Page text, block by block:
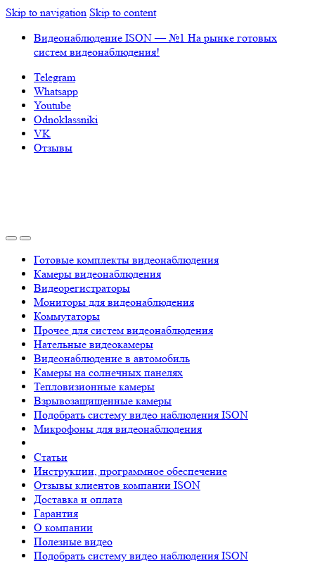
Skip to navigation Skip to content
Видеонаблюдение ISON — №1 На рынке готовых
систем видеонаблюдения!
Telegram
Whatsapp
Youtube
Odnoklassniki
VK
Отзывы
Готовые комплекты видеонаблюдения
Камеры видеонаблюдения
Видеорегистраторы
Мониторы для видеонаблюдения
Коммутаторы
Прочее для систем видеонаблюдения
Нательные видеокамеры
Видеонаблюдение в автомобиль
Камеры на солнечных панелях
Тепловизионные камеры
Взрывозащищенные камеры
Подобрать систему видео наблюдения ISON
Микрофоны для видеонаблюдения
Статьи
Инструкции, программное обеспечение
Отзывы клиентов компании ISON
Доставка и оплата
Гарантия
О компании
Полезные видео
Подобрать систему видео наблюдения ISON